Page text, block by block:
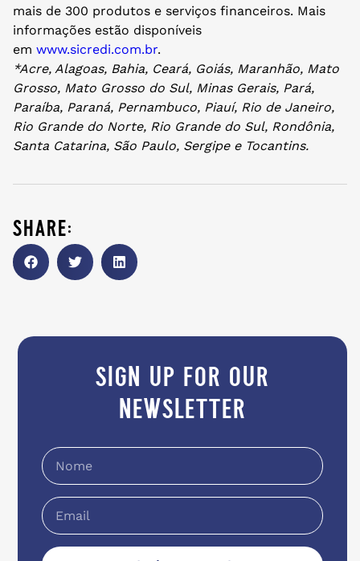
mais de 300 produtos e serviços financeiros. Mais
informações estão disponíveis
em www.sicredi.com.br.
*Acre, Alagoas, Bahia, Ceará, Goiás, Maranhão, Mato
Grosso, Mato Grosso do Sul, Minas Gerais, Pará,
Paraíba, Paraná, Pernambuco, Piauí, Rio de Janeiro,
Rio Grande do Norte, Rio Grande do Sul, Rondônia,
Santa Catarina, São Paulo, Sergipe e Tocantins.
share:
sign up for our
newsletter